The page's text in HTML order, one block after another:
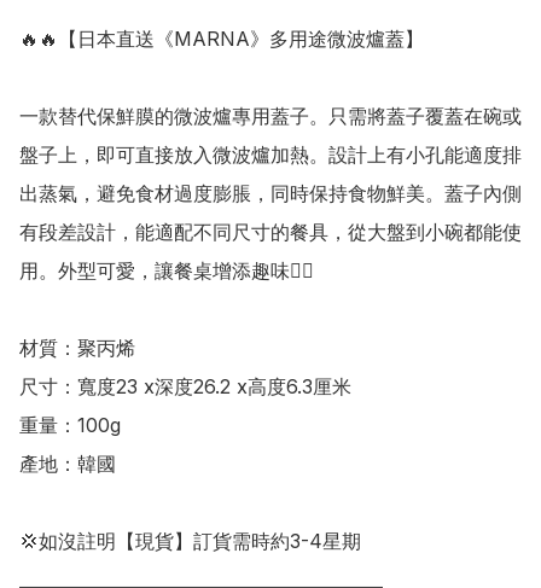
🔥🔥【日本直送《MARNA》多用途微波爐蓋】
一款替代保鮮膜的微波爐專用蓋子。只需將蓋子覆蓋在碗或
盤子上，即可直接放入微波爐加熱。設計上有小孔能適度排
出蒸氣，避免食材過度膨脹，同時保持食物鮮美。蓋子內側
有段差設計，能適配不同尺寸的餐具，從大盤到小碗都能使
用。外型可愛，讓餐桌增添趣味👍🏻
材質：聚丙烯
尺寸：寬度23 x深度26.2 x高度6.3厘米
重量：100g
產地：韓國
💢如沒註明【現貨】訂貨需時約3-4星期